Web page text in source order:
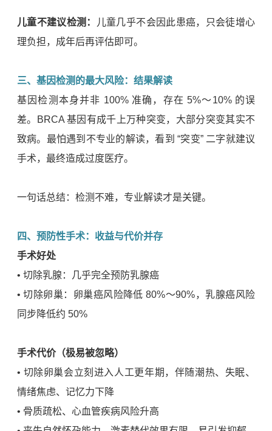
儿童不建议检测：
儿童几乎不会因此患癌，只会徒增心
理负担，成年后再评估即可。
三、基因检测的最大风险：结果解读
基因检测本身并非 100% 准确，存在 5%～10% 的误
差。BRCA 基因有成千上万种突变，大部分突变其实不
致病。最怕遇到不专业的解读，看到 “突变” 二字就建议
手术，最终造成过度医疗。
一句话总结：检测不难，专业解读才是关键。
四、预防性手术：收益与代价并存
手术好处
• 切除乳腺：几乎完全预防乳腺癌
• 切除卵巢：卵巢癌风险降低 80%～90%，乳腺癌风险
同步降低约 50%
手术代价（极易被忽略）
• 切除卵巢会立刻进入人工更年期，伴随潮热、失眠、
情绪焦虑、记忆力下降
• 骨质疏松、心血管疾病风险升高